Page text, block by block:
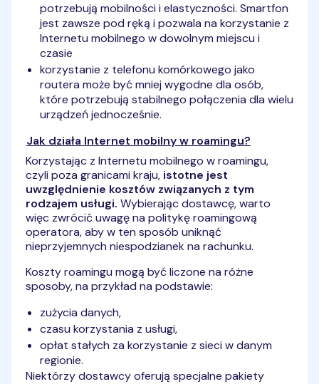
potrzebują mobilności i elastyczności. Smartfon
jest zawsze pod ręką i pozwala na korzystanie z
Internetu mobilnego w dowolnym miejscu i
czasie
korzystanie z telefonu komórkowego jako
routera może być mniej wygodne dla osób,
które potrzebują stabilnego połączenia dla wielu
urządzeń jednocześnie.
Jak działa Internet mobilny w roamingu?
Korzystając z Internetu mobilnego w roamingu,
czyli poza granicami kraju, istotne jest
uwzględnienie kosztów związanych z tym
rodzajem usługi. Wybierając dostawcę, warto
więc zwrócić uwagę na politykę roamingową
operatora, aby w ten sposób uniknąć
nieprzyjemnych niespodzianek na rachunku.
Koszty roamingu mogą być liczone na różne
sposoby, na przykład na podstawie:
zużycia danych,
czasu korzystania z usługi,
opłat stałych za korzystanie z sieci w danym
regionie.
Niektórzy dostawcy oferują specjalne pakiety